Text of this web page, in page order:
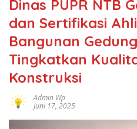
Dinas PUPR NTB
dan Sertifikasi
Bangunan
Tingkatkan
Konstruksi
Admin Wp
Juni 17, 2025